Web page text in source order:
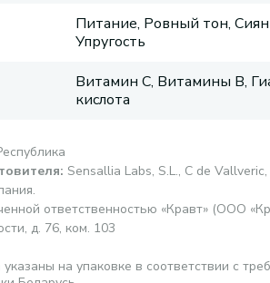
Питание, Ровный тон,
Упругость
Витамин C, Витамины B,
кислота
: Sensallia Labs, S.L., C de
ответственностью «Кравт» (ООО
д. 76, ком. 103
на упаковке в соответствии с